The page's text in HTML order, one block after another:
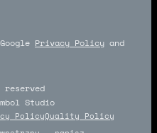
Privacy Policy and
Studio
Studio
PolicyQuality Policy